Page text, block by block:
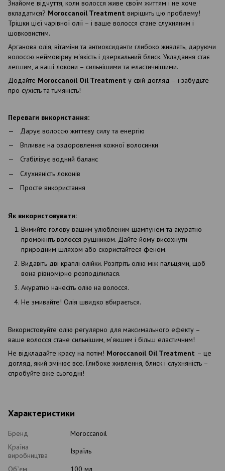
Знайоме відчуття, коли волосся живе своїм життям і не хоче
вкладатися? Moroccanoil Treatment вирішить цю проблему!
Трішки цієї чарівної олії – і ваше волосся стане слухняним і
шовковистим.
Арганова олія, вітаміни та антиоксиданти глибоко живлять, даруючи
волоссю неймовірну м'якість і дзеркальний блиск. Укладання стає
легшим, а ваші локони – сильнішими та еластичнішими.
Додайте Moroccanoil Oil Treatment у свій догляд – і забудьте
про сухість та тьмяність!
Переваги використання:
Дарує волоссю життєву силу та енергію
Впливає на оздоровлення кожної волосинки
Стабілізує водний баланс
Слухняність локонів
Просте використання
Як використовувати:
Вимийте голову вашим улюбленим шампунем та акуратно
промокніть волосся рушником. Дайте йому висохнути
природним шляхом або скористайтеся феном.
Видавіть дві краплі олійки. Розітріть олію між пальцями, щоб
вона рівномірно розподілилася.
Акуратно нанесіть олію на волосся.
Не змивайте! Олія швидко вбирається.
Використовуйте олію регулярно для максимального ефекту –
ваше волосся стане сильнішим, м’якшим і більш еластичним!
Не відкладайте красу на потім! Moroccanoil Oil Treatment – це
догляд, який змінює все. Глибоке живлення, блиск і слухняність –
спробуйте вже сьогодні!
Характеристики
Бренд
Moroccanoil
Країна
виробництва
Ізраїль
Об`єм
100 мл